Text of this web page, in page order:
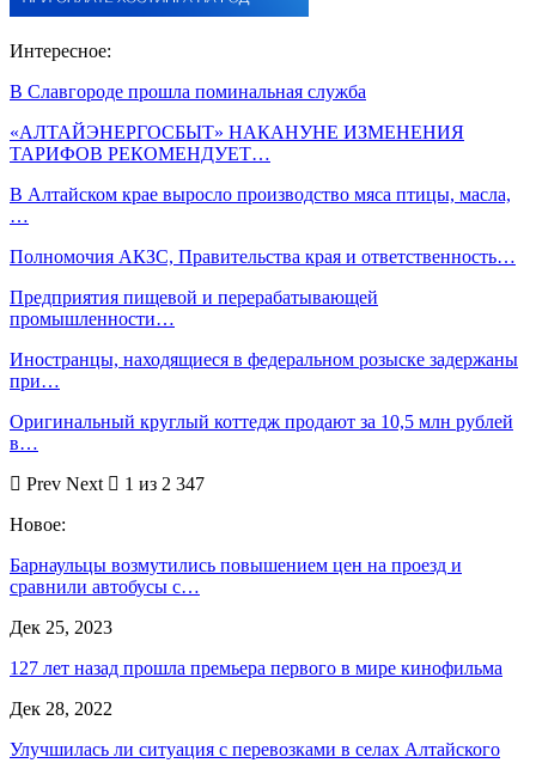
Интересное:
В Славгороде прошла поминальная служба
«АЛТАЙЭНЕРГОСБЫТ» НАКАНУНЕ ИЗМЕНЕНИЯ
ТАРИФОВ РЕКОМЕНДУЕТ…
В Алтайском крае выросло производство мяса птицы, масла,
…
Полномочия АКЗС, Правительства края и ответственность…
Предприятия пищевой и перерабатывающей
промышленности…
Иностранцы, находящиеся в федеральном розыске задержаны
при…
Оригинальный круглый коттедж продают за 10,5 млн рублей
в…
Prev Next
1 из 2 347
Новое:
Барнаульцы возмутились повышением цен на проезд и
сравнили автобусы с…
Дек 25, 2023
127 лет назад прошла премьера первого в мире кинофильма
Дек 28, 2022
Улучшилась ли ситуация с перевозками в селах Алтайского